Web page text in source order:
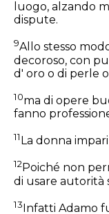
luogo, alzando
dispute.
9Allo stesso
decoroso, con
d' oro o di perle
10ma di opere
fanno
11 La donna
12Poiché non
di usare autorità
13Infatti Adamo